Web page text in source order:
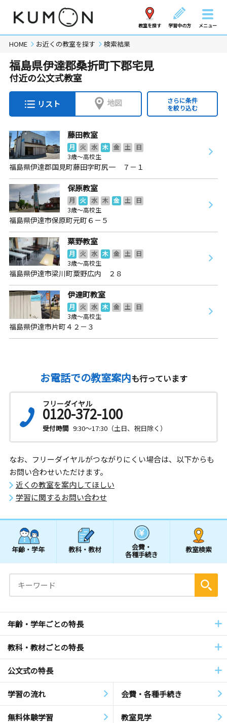
教室を探す 学習中の方 メニュー
HOME お近くの教室を探す 検索結果
福島県伊達郡桑折町下郡宅見
付近の公文式教室
リスト 地図
さらに条件
を絞り込む
藤田教室
月 火 水 木 金 土
日
3歳～高校生
福島県伊達郡国見町藤田字町尻一 ７－１
保原教室
月 火 水 木 金 土
日
3歳～高校生
福島県伊達市保原町元町６－５
粟野教室
月 火 水 木 金 土
日
3歳～高校生
福島県伊達市梁川町粟野広内 ２８
伊達町教室
月 火 水 木 金 土
日
3歳～高校生
福島県伊達市片町４２－３
お電話での教室案内も行っています
フリーダイヤル
0120-372-100
受付時間 9:30～17:30（土日、祝日除く）
なお、フリーダイヤルがつながりにくい場合は、以下からも
お問い合わせいただけます。
近くの教室を案内してほしい
学習に関するお問い合わせ
年齢・学年 教科・教材 会費・
各種手続き
教室検索
年齢・学年ごとの特長
教科・教材ごとの特長
公文式の特長
学習の流れ 会費・各種手続き
無料体験学習 教室見学